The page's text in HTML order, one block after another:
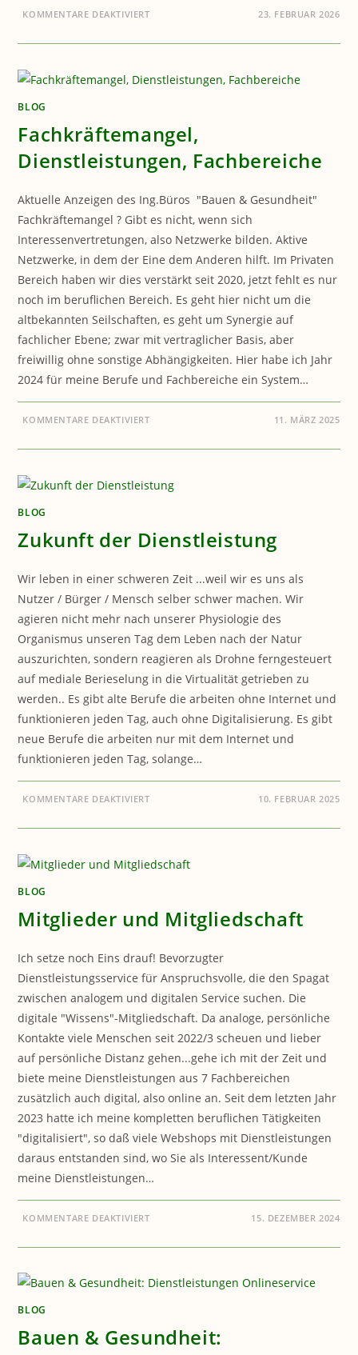
KOMMENTARE DEAKTIVIERTFÜR
ARBEIT:
AFFILIATES
GESUCHT
23. FEBRUAR 2026
BLOG
Fachkräftemangel,
Dienstleistungen, Fachbereiche
Aktuelle Anzeigen des Ing.Büros "Bauen & Gesundheit"
Fachkräftemangel ? Gibt es nicht, wenn sich
Interessenvertretungen, also Netzwerke bilden. Aktive
Netzwerke, in dem der Eine dem Anderen hilft. Im Privaten
Bereich haben wir dies verstärkt seit 2020, jetzt fehlt es nur
noch im beruflichen Bereich. Es geht hier nicht um die
altbekannten Seilschaften, es geht um Synergie auf
fachlicher Ebene; zwar mit vertraglicher Basis, aber
freiwillig ohne sonstige Abhängigkeiten. Hier habe ich Jahr
2024 für meine Berufe und Fachbereiche ein System…
KOMMENTARE DEAKTIVIERTFÜR
FACHBEREICHE
11. MÄRZ 2025
BLOG
Zukunft der Dienstleistung
Wir leben in einer schweren Zeit ...weil wir es uns als
Nutzer / Bürger / Mensch selber schwer machen. Wir
agieren nicht mehr nach unserer Physiologie des
Organismus unseren Tag dem Leben nach der Natur
auszurichten, sondern reagieren als Drohne ferngesteuert
auf mediale Berieselung in die Virtualität getrieben zu
werden.. Es gibt alte Berufe die arbeiten ohne Internet und
funktionieren jeden Tag, auch ohne Digitalisierung. Es gibt
neue Berufe die arbeiten nur mit dem Internet und
funktionieren jeden Tag, solange…
KOMMENTARE DEAKTIVIERTFÜR
DIENSTLEISTUNG
10. FEBRUAR 2025
BLOG
Mitglieder und Mitgliedschaft
Ich setze noch Eins drauf! Bevorzugter
Dienstleistungsservice für Anspruchsvolle, die den Spagat
zwischen analogem und digitalen Service suchen. Die
digitale "Wissens"-Mitgliedschaft. Da analoge, persönliche
Kontakte viele Menschen seit 2022/3 scheuen und lieber
auf persönliche Distanz gehen...gehe ich mit der Zeit und
biete meine Dienstleistungen aus 7 Fachbereichen
zusätzlich auch digital, also online an. Seit dem letzten Jahr
2023 hatte ich meine kompletten beruflichen Tätigkeiten
"digitalisiert", so daß viele Webshops mit Dienstleistungen
daraus entstanden sind, wo Sie als Interessent/Kunde
meine Dienstleistungen…
KOMMENTARE DEAKTIVIERTFÜR
MITGLIEDSCHAFT
15. DEZEMBER 2024
BLOG
Bauen & Gesundheit: